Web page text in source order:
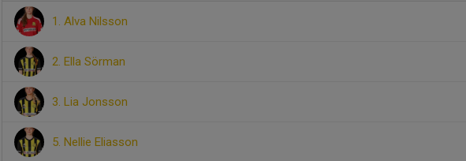
1. Alva Nilsson
2. Ella Sörman
3. Lia Jonsson
5. Nellie Eliasson